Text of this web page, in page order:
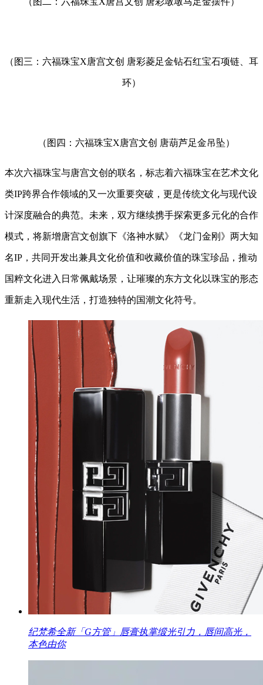
（图三：六福珠宝X唐宫文创 唐彩菱足金钻石红宝石项链、耳
环）
（图四：六福珠宝X唐宫文创 唐葫芦足金吊坠）
本次六福珠宝与唐宫文创的联名，标志着六福珠宝在艺术文化
类IP跨界合作领域的又一次重要突破，更是传统文化与现代设
计深度融合的典范。未来，双方继续携手探索更多元化的合作
模式，将新增唐宫文创旗下《洛神水赋》《龙门金刚》两大知
名IP，共同开发出兼具文化价值和收藏价值的珠宝珍品，推动
国粹文化进入日常佩戴场景，让璀璨的东方文化以珠宝的形态
重新走入现代生活，打造独特的国潮文化符号。
纪梵希全新「G方管」唇膏执掌缎光引力，唇间高光，
本色由你